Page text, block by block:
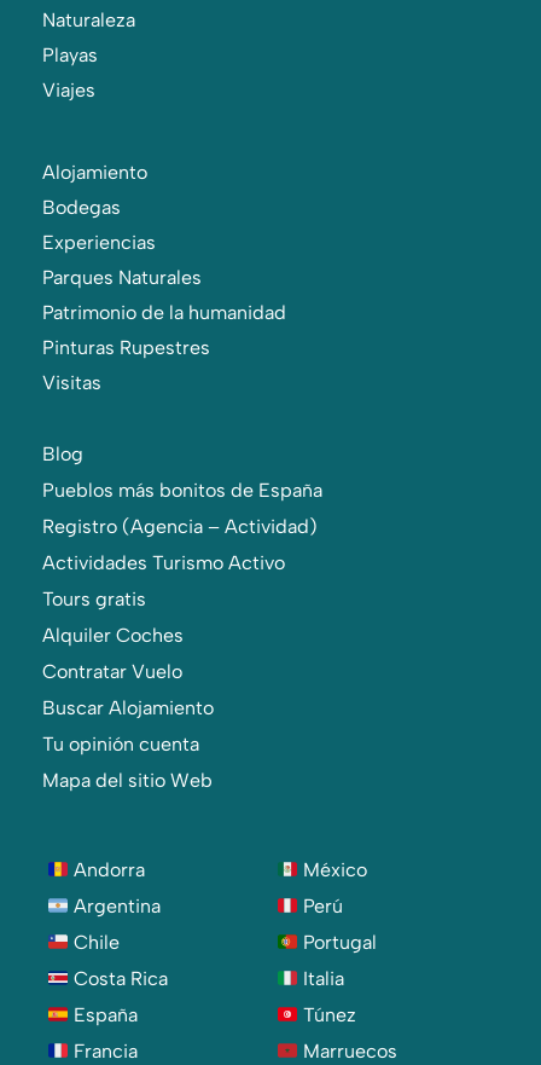
Naturaleza
Playas
Viajes
Alojamiento
Bodegas
Experiencias
Parques Naturales
Patrimonio de la humanidad
Pinturas Rupestres
Visitas
Blog
Pueblos más bonitos de España
Registro (Agencia – Actividad)
Actividades Turismo Activo
Tours gratis
Alquiler Coches
Contratar Vuelo
Buscar Alojamiento
Tu opinión cuenta
Mapa del sitio Web
Andorra
Argentina
Chile
Costa Rica
España
Francia
México
Perú
Portugal
Italia
Túnez
Marruecos